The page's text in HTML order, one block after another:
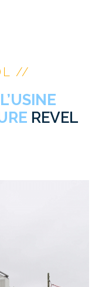
//
REVEL